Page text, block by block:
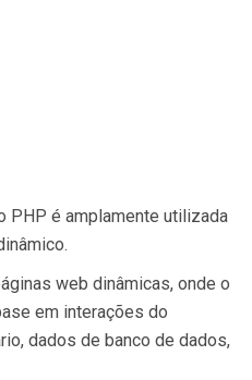
PHP é amplamente utilizada
web dinâmicas, onde o
em interações do
dados de banco de dados,